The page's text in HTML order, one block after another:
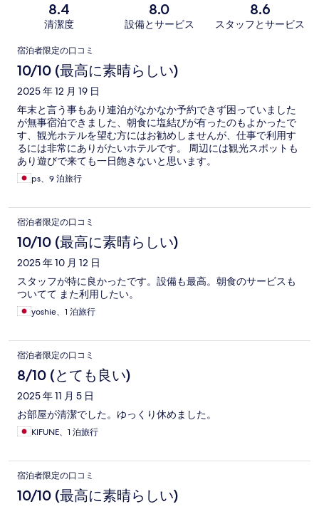
8.4
清潔度
8.0
設備とサービス
8.6
スタッフとサービス
口
コ
ミ
宿泊者限定の口コミ
10/10 (最高に素晴らしい)
2025 年 12 月 19 日
年末と言う事もあり連泊がなかなか予約できず困っていました
が無事宿泊できました、朝食に塩結びが有ったのもよかったで
す、観光ホテルを望む方にはお勧めしませんが、仕事で利用す
るには非常にありがたいホテルです。 周辺には観光スポットも
あり遊びで来ても一日飽きないと思います。
ps、9 泊旅行
宿泊者限定の口コミ
10/10 (最高に素晴らしい)
2025 年 10 月 12 日
スタッフが特に良かったです。設備も最高。朝食のサービスも
ついてて また利用したい。
yoshie、1 泊旅行
宿泊者限定の口コミ
8/10 (とても良い)
2025 年 11 月 5 日
お部屋が清潔でした。ゆっくり休めました。
KIFUNE、1 泊旅行
宿泊者限定の口コミ
10/10 (最高に素晴らしい)